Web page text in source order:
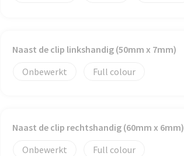
Naast de clip linkshandig (50mm x 7mm)
Onbewerkt
Full colour
Naast de clip rechtshandig (60mm x 6mm)
Onbewerkt
Full colour